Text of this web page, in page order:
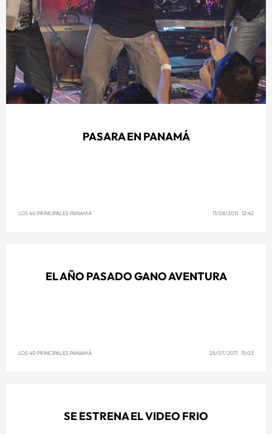
PASARA EN PANAMÁ
LOS 40 PRINCIPALES PANAMÁ 11/08/2011 12:42
EL AÑO PASADO GANO AVENTURA
LOS 40 PRINCIPALES PANAMÁ 28/07/2011 15:03
SE ESTRENA EL VIDEO FRIO